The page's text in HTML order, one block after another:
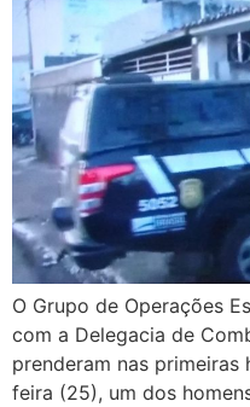
O Grupo de Operações
com a Delegacia de
prenderam nas
feira (25), um dos